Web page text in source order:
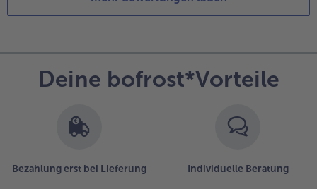
Deine bofrost*Vorteile
Bezahlung erst bei Lieferung Individuelle Beratung